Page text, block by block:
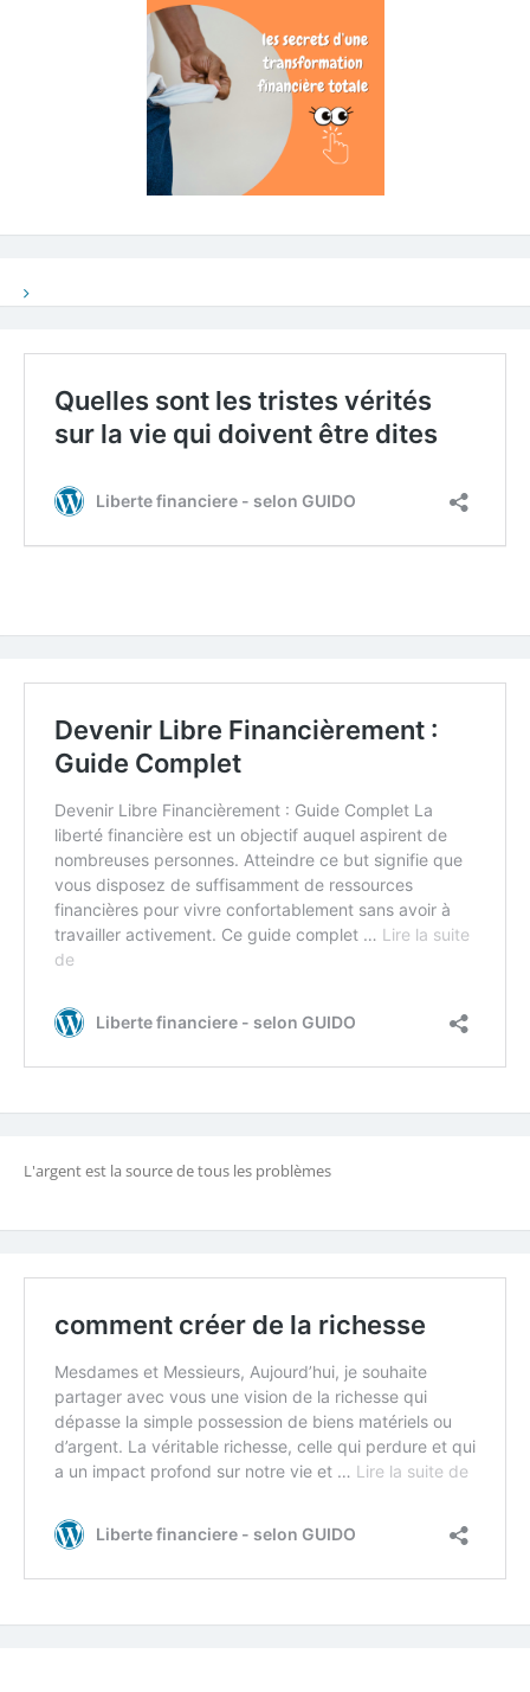
L'argent est la source de tous les problèmes